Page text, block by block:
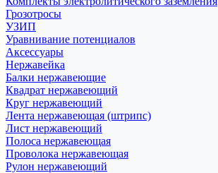
Грозотросы
УЗИП
Уравнивание потенциалов
Аксессуары
Нержавейка
Балки нержавеющие
Квадрат нержавеющий
Круг нержавеющий
Лента нержавеющая (штрипс)
Лист нержавеющий
Полоса нержавеющая
Проволока нержавеющая
Рулон нержавеющий